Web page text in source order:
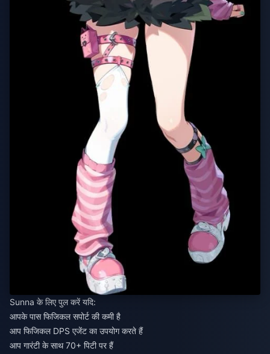
Sunna के लिए पुल करें यदि:
आपके पास फिजिकल सपोर्ट की कमी है
आप फिजिकल DPS एजेंट का उपयोग करते हैं
आप गारंटी के साथ 70+ पिटी पर हैं